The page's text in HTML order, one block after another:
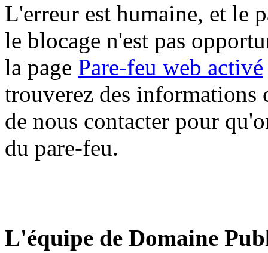
L'erreur est humaine, et le
le blocage n'est pas
la page Pare-feu web activé
trouverez des informations
de nous contacter pour
du pare-feu.
L'équipe de Domaine